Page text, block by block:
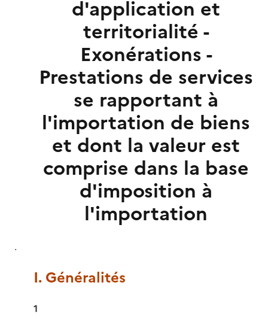
d'application et
territorialité -
Exonérations -
Prestations de services
se rapportant à
l'importation de biens
et dont la valeur est
comprise dans la base
d'imposition à
l'importation
.
I. Généralités
1